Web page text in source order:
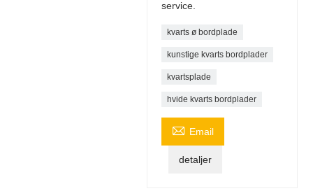
service.
kvarts ø bordplade
kunstige kvarts bordplader
kvartsplade
hvide kvarts bordplader
 Email
detaljer